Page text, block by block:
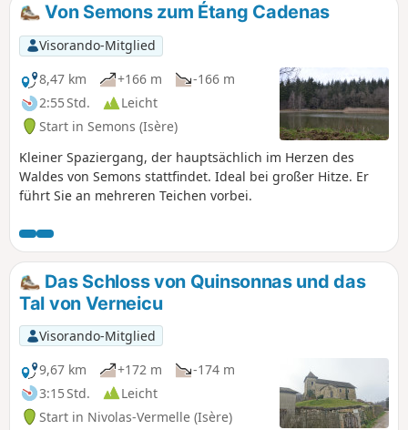
Von Semons zum Étang Cadenas
Visorando-Mitglied
8,47 km
+166 m
-166 m
2:55 Std.
Leicht
Start in Semons (Isère)
Kleiner Spaziergang, der hauptsächlich im Herzen des
Waldes von Semons stattfindet. Ideal bei großer Hitze. Er
führt Sie an mehreren Teichen vorbei.
Das Schloss von Quinsonnas und das
Tal von Verneicu
Visorando-Mitglied
9,67 km
+172 m
-174 m
3:15 Std.
Leicht
Start in Nivolas-Vermelle (Isère)